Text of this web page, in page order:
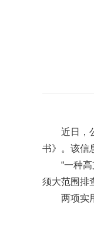
近日，
书》。该信
“一种
须大范围排
两项实